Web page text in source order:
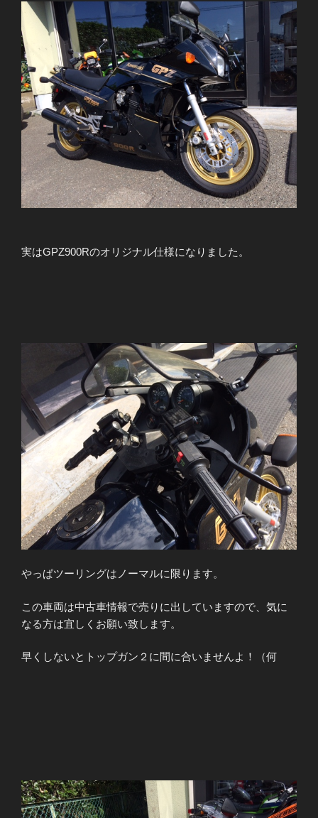
実はGPZ900Rのオリジナル仕様になりました。
やっぱツーリングはノーマルに限ります。
この車両は中古車情報で売りに出していますので、気に
なる方は宜しくお願い致します。
早くしないとトップガン２に間に合いませんよ！（何